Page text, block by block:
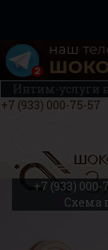
Интим-услуги
+7 (933) 000-75-57
+7 (933) 000-
Схема